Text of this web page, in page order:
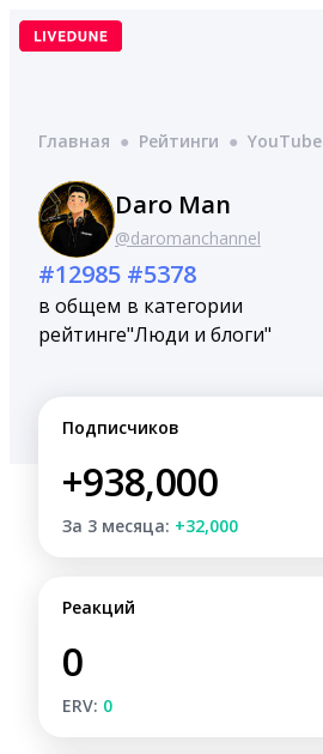
Перейти
Главная ● Рейтинги ● YouTube
Daro Man
@daromanchannel
#12985
в общем
рейтинге
#5378
в категории
"Люди и блоги"
Подписчиков
+938,000
За 3 месяца: +32,000
Реакций
0
ERV: 0